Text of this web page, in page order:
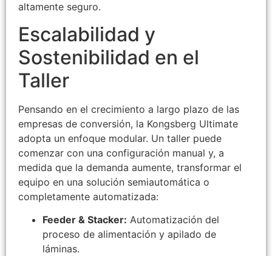
altamente seguro.
Escalabilidad y
Sostenibilidad en el
Taller
Pensando en el crecimiento a largo plazo de las
empresas de conversión, la Kongsberg Ultimate
adopta un enfoque modular. Un taller puede
comenzar con una configuración manual y, a
medida que la demanda aumente, transformar el
equipo en una solución semiautomática o
completamente automatizada:
Feeder & Stacker: Automatización del
proceso de alimentación y apilado de
láminas.